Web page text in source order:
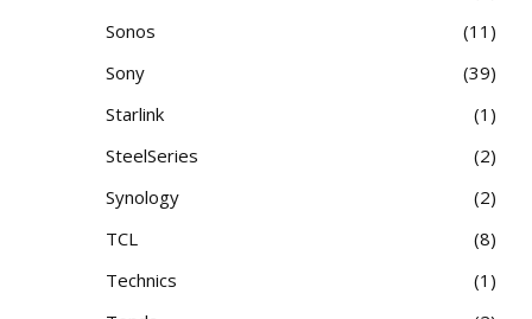
Sonos
11
Sony
39
Starlink
1
SteelSeries
2
Synology
2
TCL
8
Technics
1